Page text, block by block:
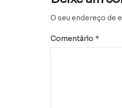
O seu endereço de
Comentário *